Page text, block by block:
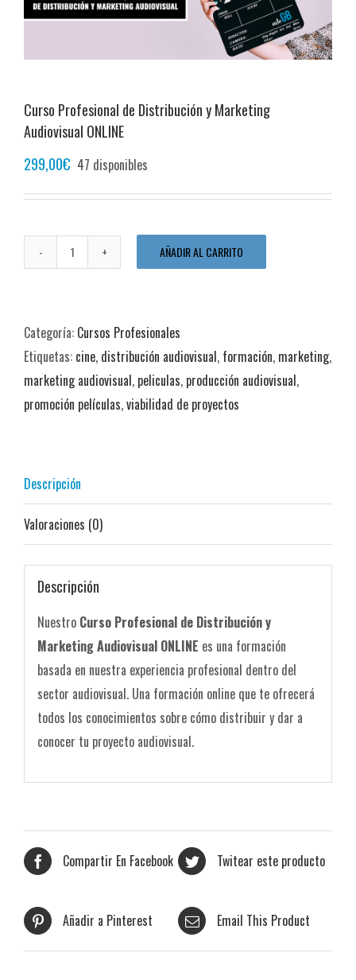
Curso Profesional de Distribución y Marketing
Audiovisual ONLINE
299,00€ 47 disponibles
Curso
Distribución
y
Marketing
Audiovisual
AÑADIR AL CARRITO
Categoría: Cursos Profesionales
Etiquetas: cine, distribución audiovisual, formación, marketing,
marketing audiovisual, peliculas, producción audiovisual,
promoción películas,viabilidad de proyectos
Descripción
Valoraciones (0)
Descripción
Nuestro Curso Profesional de Distribución y
Marketing Audiovisual ONLINE es una formación
basada en nuestra experiencia profesional dentro del
sector audiovisual. Una formación online que te ofrecerá
todos los conocimientos sobre cómo distribuir y dar a
conocer tu proyecto audiovisual.
Compartir En Facebook Twitear este producto
Añadir a Pinterest Email This Product